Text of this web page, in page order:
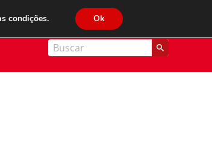
JC FM 89.1
condições. Ok